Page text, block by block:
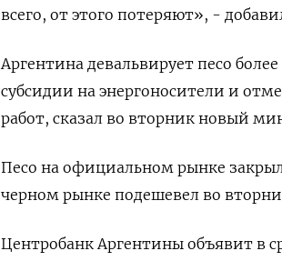
всего, от этого потеряют», -
Аргентина девальвирует песо
субсидии на энергоносители и
работ, сказал во вторник новый
Песо на официальном рынке
черном рынке подешевел во
Центробанк Аргентины объявит в